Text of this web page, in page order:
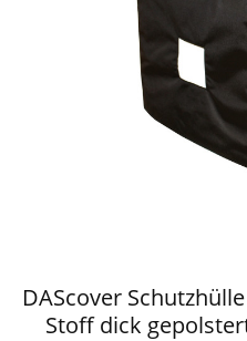
DAScover
Stoff dick